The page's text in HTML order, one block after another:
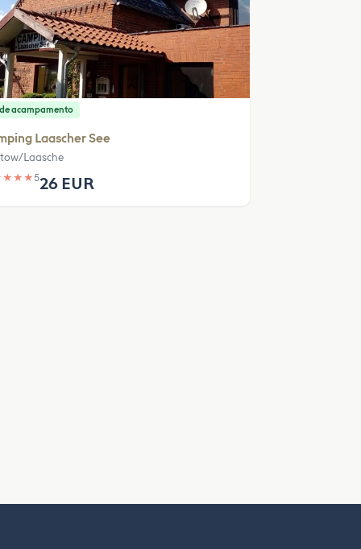
acampamento
Laascher See
Laasche
★ ★ ★526 EUR